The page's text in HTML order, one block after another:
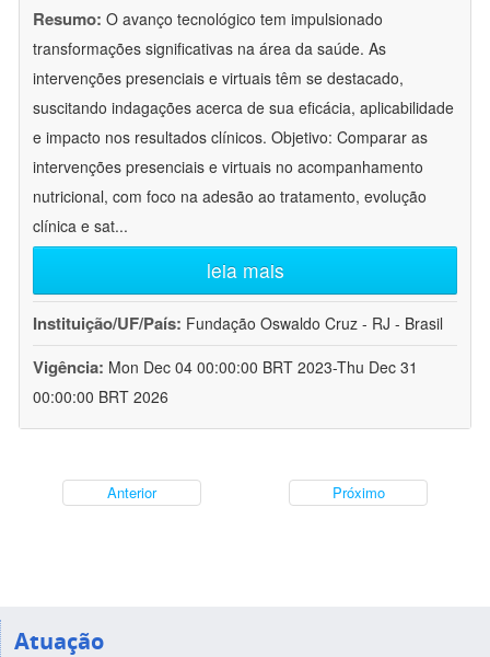
Resumo: O avanço tecnológico tem impulsionado
transformações significativas na área da saúde. As
intervenções presenciais e virtuais têm se destacado,
suscitando indagações acerca de sua eficácia, aplicabilidade
e impacto nos resultados clínicos. Objetivo: Comparar as
intervenções presenciais e virtuais no acompanhamento
nutricional, com foco na adesão ao tratamento, evolução
clínica e sat...
leia mais
Instituição/UF/País: Fundação Oswaldo Cruz - RJ - Brasil
Vigência: Mon Dec 04 00:00:00 BRT 2023-Thu Dec 31
00:00:00 BRT 2026
Anterior Próximo
Atuação